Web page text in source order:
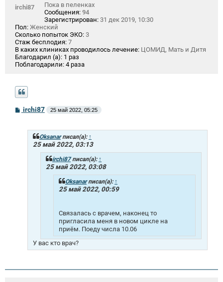
irchi87
Пока в пеленках
Сообщения: 94
Зарегистрирован: 31 дек 2019, 10:30
Пол: Женский
Сколько попыток ЭКО: 3
Стаж бесплодия: 7
В каких клиниках проводилось лечение: ЦОМИД, Мать и Дитя
Благодарил (а): 1 раз
Поблагодарили: 4 раза
С
о
irchi87 25 май 2022, 05:25
Oksanarписал(а): ↑
25 май 2022, 03:13
irchi87писал(а): ↑
25 май 2022, 03:08
Oksanarписал(а): ↑
25 май 2022, 00:59
Связалась с врачем, наконец то
пригласила меня в новом цикле на
приём. Поеду числа 10.06
У вас кто врач?